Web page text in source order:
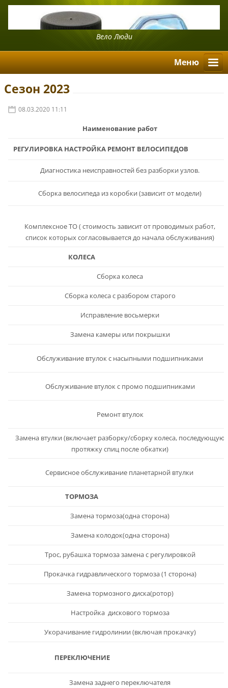
Вело Люди
Mеню
Сезон 2023
08.03.2020 11:11
Наименование работ
РЕГУЛИРОВКА НАСТРОЙКА РЕМОНТ ВЕЛОСИПЕДОВ
Диагностика неисправностей без разборки узлов.
Сборка велосипеда из коробки (зависит от модели)
Комплексное ТО ( стоимость зависит от проводимых работ,
список которых согласовывается до начала обслуживания)
КОЛЕСА
Сборка колеса
Сборка колеса с разбором старого
Исправление восьмерки
Замена камеры или покрышки
Обслуживание втулок с насыпными подшипниками
Обслуживание втулок с промо подшипниками
Ремонт втулок
Замена втулки (включает разборку/сборку колеса, последующую
протяжку спиц после обкатки)
Сервисное обслуживание планетарной втулки
ТОРМОЗА
Замена тормоза(одна сторона)
Замена колодок(одна сторона)
Трос, рубашка тормоза замена с регулировкой
Прокачка гидравлического тормоза (1 сторона)
Замена тормозного диска(ротор)
Настройка дискового тормоза
Укорачивание гидролинии (включая прокачку)
ПЕРЕКЛЮЧЕНИЕ
Замена заднего переключателя